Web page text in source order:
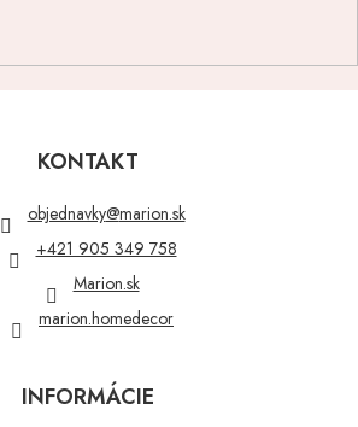
KONTAKT
objednavky@marion.sk
+421 905 349 758
Marion.sk
marion.homedecor
INFORMÁCIE